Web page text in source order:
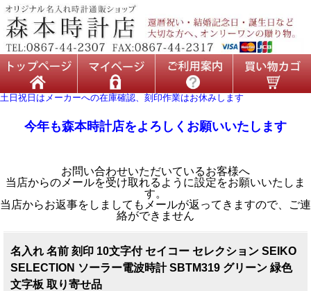
土日祝日はメーカーへの在庫確認、刻印作業はお休みします
今年も森本時計店をよろしくお願いいたします
お問い合わせいただいているお客様へ
当店からのメールを受け取れるように設定をお願いいたしま
す。
当店からお返事をしましてもメールが返ってきますので、ご連
絡ができません
名入れ 名前 刻印 10文字付 セイコー セレクション SEIKO
SELECTION ソーラー電波時計 SBTM319 グリーン 緑色
文字板 取り寄せ品